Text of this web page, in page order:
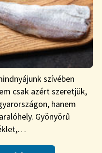
szívében
csak azért szeretjük,
hanem
Gyönyörű